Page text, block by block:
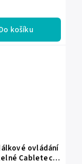
košíku
ovládání
Cabletech